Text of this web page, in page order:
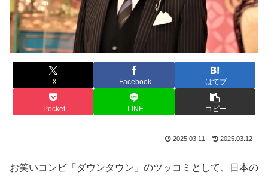
X Facebook はてブ
Pocket LINE コピー
2025.03.11 2025.03.12
お笑いコンビ「ダウンタウン」のツッコミとして、日本の